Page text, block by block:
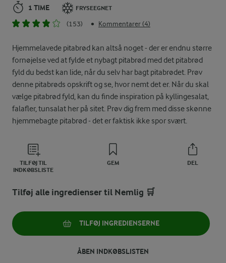
1 TIME FRYSEEGNET
(153) • Kommentarer (4)
Hjemmelavede pitabrød kan altså noget - der er endnu større
fornøjelse ved at fylde et nybagt pitabrød med det pitabrød
fyld du bedst kan lide, når du selv har bagt pitabrødet. Prøv
denne pitabrøds opskrift og se, hvor nemt det er. Når du skal
vælge pitabrød fyld, kan du finde inspiration på kyllingesalat,
falafler, tunsalat her på sitet. Prøv dig frem med disse skønne
hjemmebagte pitabrød - det er faktisk ikke spor svært.
TILFØJ TIL
INDKØBSLISTE
GEM DEL
Tilføj alle ingredienser til Nemlig 🛒
TILFØJ INGREDIENSERNE
ÅBEN INDKØBSLISTEN